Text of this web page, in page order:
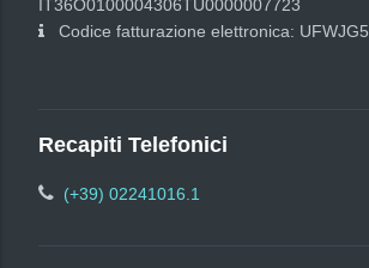
IT36O0100004306TU0000007723
Codice fatturazione elettronica: UFWJG5
Recapiti Telefonici
(+39) 02241016.1